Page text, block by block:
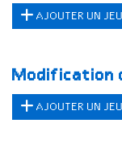
AJOUTER UN JEU
Modification
AJOUTER UN JEU